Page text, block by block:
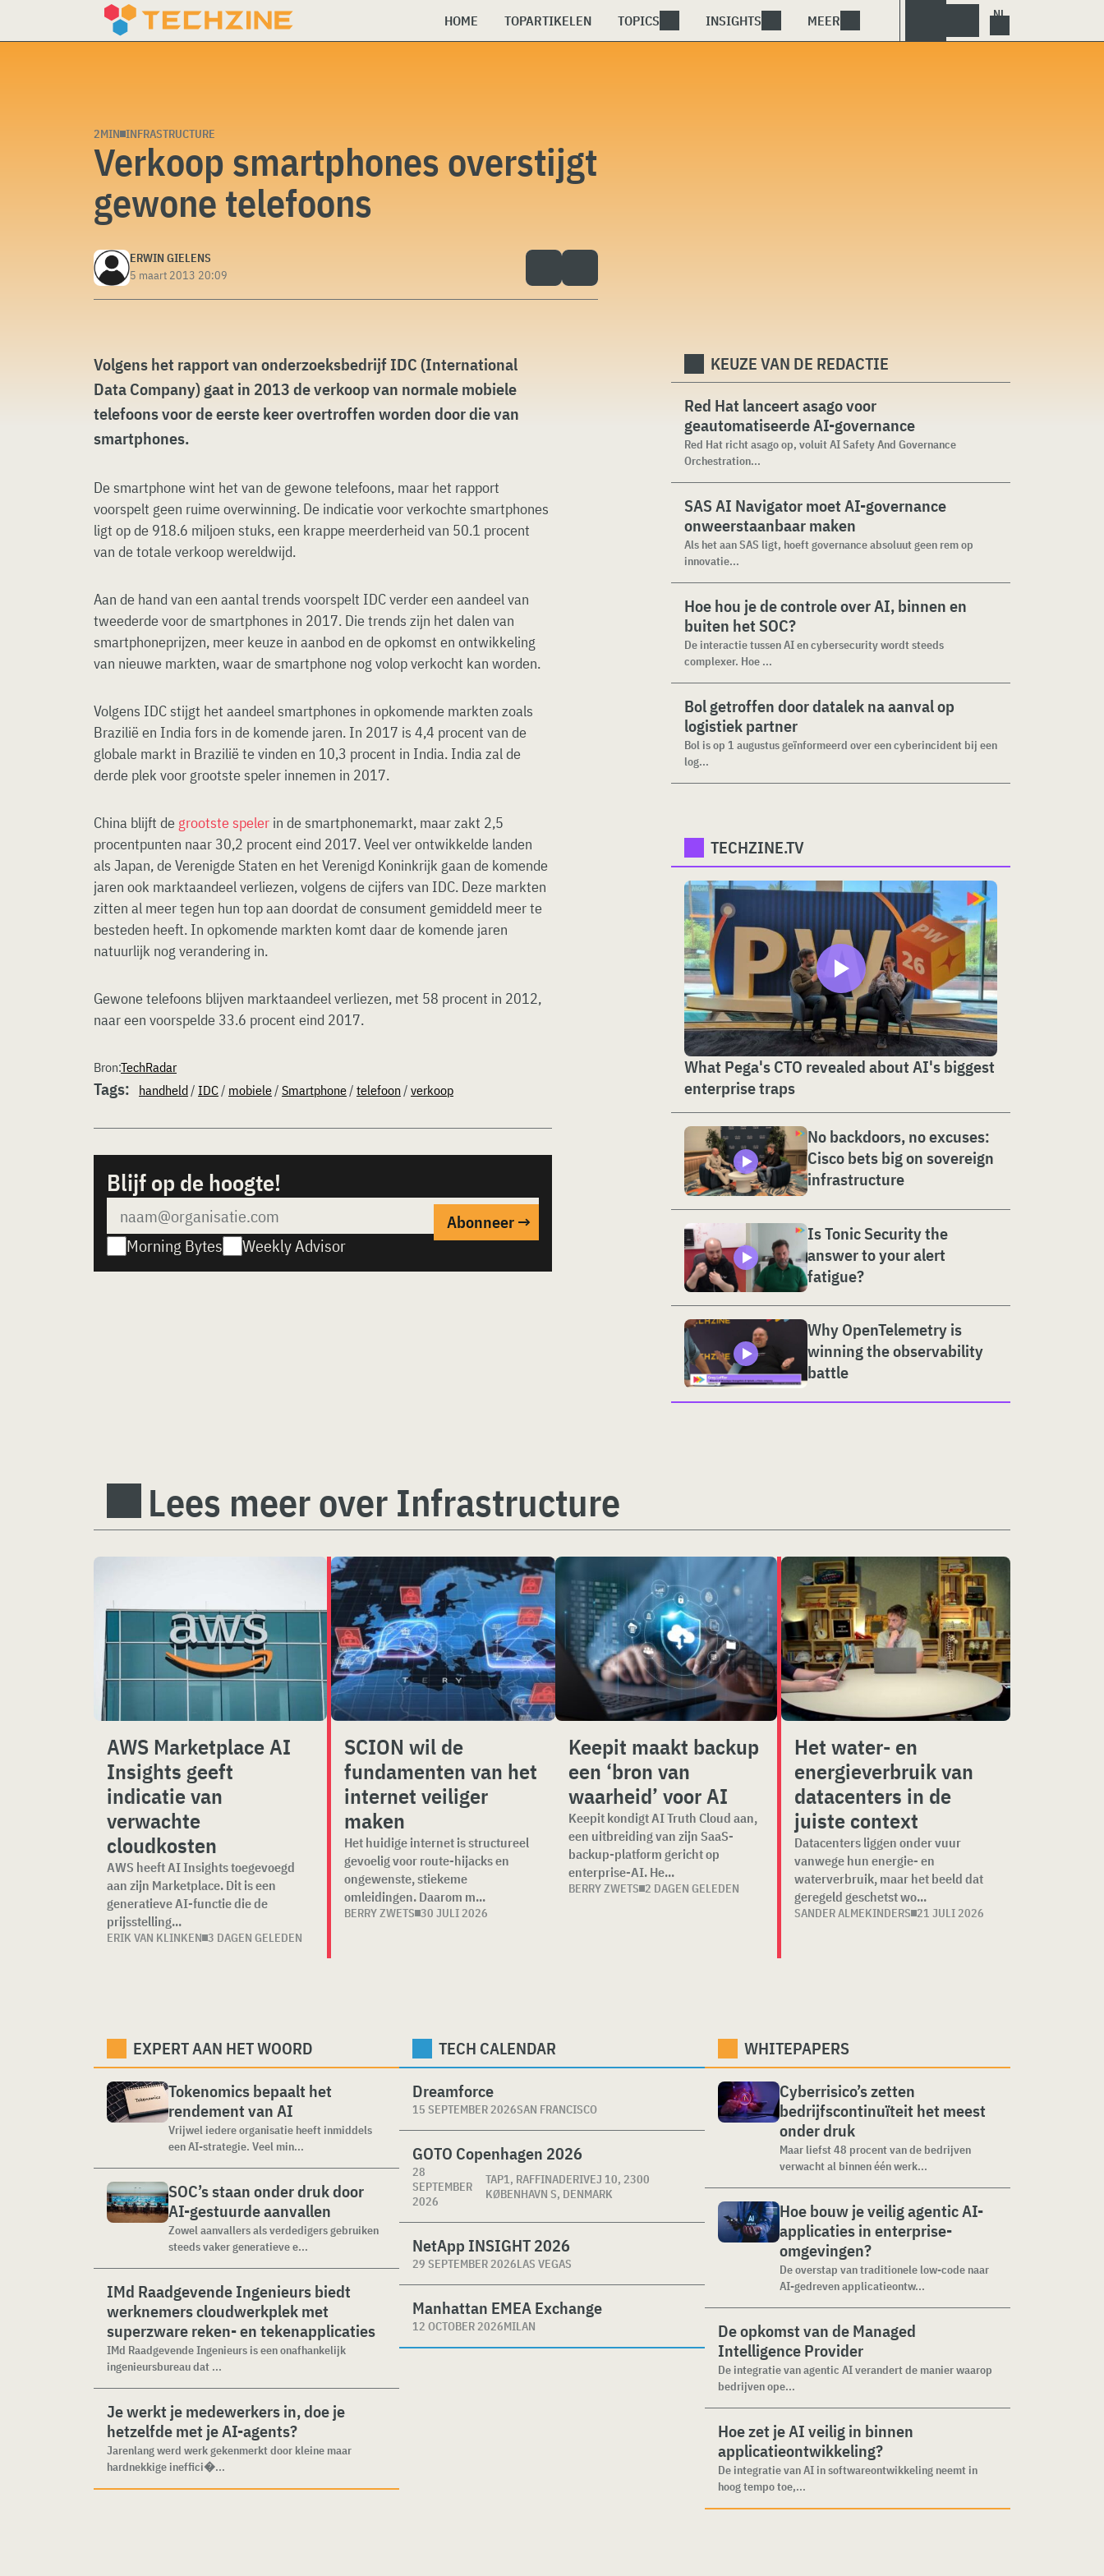
HOME TOPARTIKELEN TOPICS INSIGHTS MEER
2MIN INFRASTRUCTURE
Verkoop smartphones overstijgt
gewone telefoons
ERWIN GIELENS
5 maart 2013 20:09
Volgens het rapport van onderzoeksbedrijf IDC (International
Data Company) gaat in 2013 de verkoop van normale mobiele
telefoons voor de eerste keer overtroffen worden door die van
smartphones.
De smartphone wint het van de gewone telefoons, maar het rapport
voorspelt geen ruime overwinning. De indicatie voor verkochte smartphones
ligt op de 918.6 miljoen stuks, een krappe meerderheid van 50.1 procent
van de totale verkoop wereldwijd.
Aan de hand van een aantal trends voorspelt IDC verder een aandeel van
tweederde voor de smartphones in 2017. Die trends zijn het dalen van
smartphoneprijzen, meer keuze in aanbod en de opkomst en ontwikkeling
van nieuwe markten, waar de smartphone nog volop verkocht kan worden.
Volgens IDC stijgt het aandeel smartphones in opkomende markten zoals
Brazilië en India fors in de komende jaren. In 2017 is 4,4 procent van de
globale markt in Brazilië te vinden en 10,3 procent in India. India zal de
derde plek voor grootste speler innemen in 2017.
China blijft de grootste speler in de smartphonemarkt, maar zakt 2,5
procentpunten naar 30,2 procent eind 2017. Veel ver ontwikkelde landen
als Japan, de Verenigde Staten en het Verenigd Koninkrijk gaan de komende
jaren ook marktaandeel verliezen, volgens de cijfers van IDC. Deze markten
zitten al meer tegen hun top aan doordat de consument gemiddeld meer te
besteden heeft. In opkomende markten komt daar de komende jaren
natuurlijk nog verandering in.
Gewone telefoons blijven marktaandeel verliezen, met 58 procent in 2012,
naar een voorspelde 33.6 procent eind 2017.
Bron:TechRadar
Tags: handheld/ IDC/ mobiele/ Smartphone/ telefoon / verkoop
Blijf op de hoogte!
Morning Bytes Weekly Advisor
KEUZE VAN DE REDACTIE
Red Hat lanceert asago voor
geautomatiseerde AI-governance
Red Hat richt asago op, voluit AI Safety And Governance
Orchestration...
SAS AI Navigator moet AI-governance
onweerstaanbaar maken
Als het aan SAS ligt, hoeft governance absoluut geen rem op
innovatie...
Hoe hou je de controle over AI, binnen en
buiten het SOC?
De interactie tussen AI en cybersecurity wordt steeds
complexer. Hoe ...
Bol getroffen door datalek na aanval op
logistiek partner
Bol is op 1 augustus geïnformeerd over een cyberincident bij een
log...
TECHZINE.TV
What Pega's CTO revealed about AI's biggest
enterprise traps
No backdoors, no excuses:
Cisco bets big on sovereign
infrastructure
Is Tonic Security the
answer to your alert
fatigue?
Why OpenTelemetry is
winning the observability
battle
Lees meer over Infrastructure
AWS Marketplace AI
Insights geeft
indicatie van
verwachte
cloudkosten
AWS heeft AI Insights toegevoegd
aan zijn Marketplace. Dit is een
generatieve AI-functie die de
prijsstelling...
ERIK VAN KLINKEN 3 DAGEN GELEDEN
SCION wil de
fundamenten van het
internet veiliger
maken
Het huidige internet is structureel
gevoelig voor route-hijacks en
ongewenste, stiekeme
omleidingen. Daarom m...
BERRY ZWETS 30 JULI 2026
Keepit maakt backup
een ‘bron van
waarheid’ voor AI
Keepit kondigt AI Truth Cloud aan,
een uitbreiding van zijn SaaS-
backup-platform gericht op
enterprise-AI. He...
BERRY ZWETS 2 DAGEN GELEDEN
Het water- en
energieverbruik van
datacenters in de
juiste context
Datacenters liggen onder vuur
vanwege hun energie- en
waterverbruik, maar het beeld dat
geregeld geschetst wo...
SANDER ALMEKINDERS 21 JULI 2026
EXPERT AAN HET WOORD
Tokenomics bepaalt het
rendement van AI
Vrijwel iedere organisatie heeft inmiddels
een AI-strategie. Veel min...
SOC’s staan onder druk door
AI-gestuurde aanvallen
Zowel aanvallers als verdedigers gebruiken
steeds vaker generatieve e...
IMd Raadgevende Ingenieurs biedt
werknemers cloudwerkplek met
superzware reken- en tekenapplicaties
IMd Raadgevende Ingenieurs is een onafhankelijk
ingenieursbureau dat ...
Je werkt je medewerkers in, doe je
hetzelfde met je AI-agents?
Jarenlang werd werk gekenmerkt door kleine maar
hardnekkige ineffici�...
TECH CALENDAR
Dreamforce
15 SEPTEMBER 2026SAN FRANCISCO
GOTO Copenhagen 2026
28
SEPTEMBER
2026
TAP1, RAFFINADERIVEJ 10, 2300
KØBENHAVN S, DENMARK
NetApp INSIGHT 2026
29 SEPTEMBER 2026LAS VEGAS
Manhattan EMEA Exchange
12 OCTOBER 2026MILAN
WHITEPAPERS
Cyberrisico’s zetten
bedrijfscontinuïteit het meest
onder druk
Maar liefst 48 procent van de bedrijven
verwacht al binnen één werk...
Hoe bouw je veilig agentic AI-
applicaties in enterprise-
omgevingen?
De overstap van traditionele low-code naar
AI-gedreven applicatieontw...
De opkomst van de Managed
Intelligence Provider
De integratie van agentic AI verandert de manier waarop
bedrijven ope...
Hoe zet je AI veilig in binnen
applicatieontwikkeling?
De integratie van AI in softwareontwikkeling neemt in
hoog tempo toe,...